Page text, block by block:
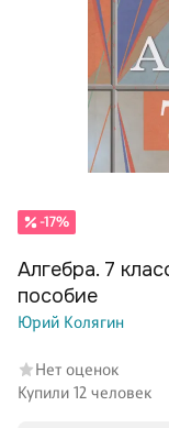
-17%
Алгебра. 7
пособие
Юрий Колягин
Нет оценок
Купили 12 человек